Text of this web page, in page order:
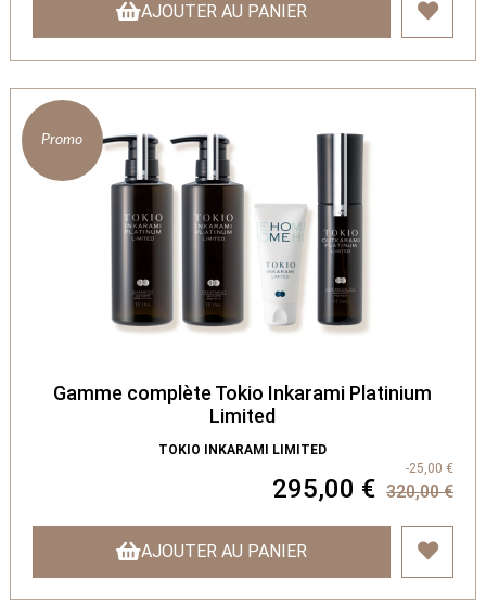
AJOUTER AU PANIER
Gamme complète Tokio Inkarami Platinium
Limited
TOKIO INKARAMI LIMITED
295,00 € 320,00 €
-25,00 €
AJOUTER AU PANIER
Promo